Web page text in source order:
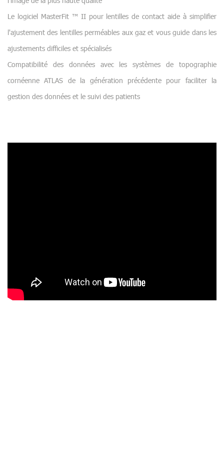
Le logiciel MasterFit ™ II pour lentilles de contact aide à simplifier
l'ajustement des lentilles perméables aux gaz et vous guide dans les
ajustements difficiles et spécialisés
Compatibilité des données avec les systèmes de topographie
cornéenne ATLAS de la génération précédente pour faciliter la
gestion des données et le suivi des patients